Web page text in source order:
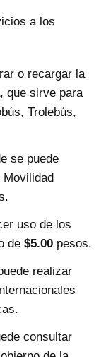
a los
o recargar la
, que sirve para
Trolebús,
se puede
Movilidad
uso de los
de $5.00 pesos.
realizar
consultar